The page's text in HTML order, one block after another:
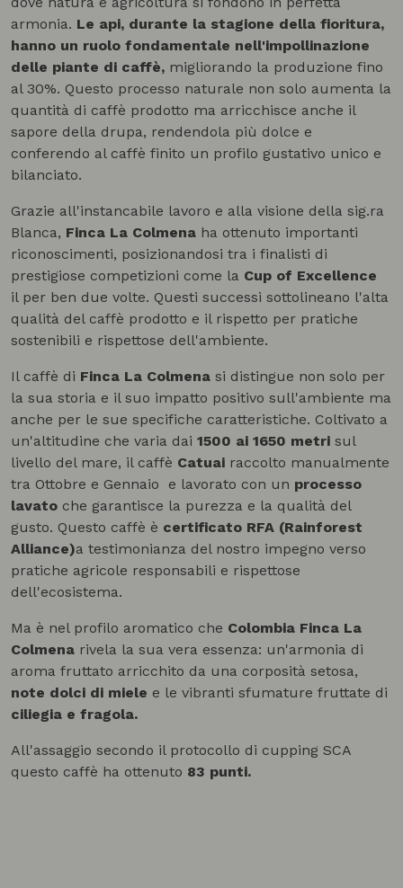
armonia. Le api, durante la stagione della fioritura,
hanno un ruolo fondamentale nell'impollinazione
delle piante di caffè, migliorando la produzione fino
al 30%. Questo processo naturale non solo aumenta la
quantità di caffè prodotto ma arricchisce anche il
sapore della drupa, rendendola più dolce e
conferendo al caffè finito un profilo gustativo unico e
bilanciato.
Grazie all'instancabile lavoro e alla visione della sig.ra
Blanca, Finca La Colmena ha ottenuto importanti
riconoscimenti, posizionandosi tra i finalisti di
prestigiose competizioni come la Cup of Excellence
il per ben due volte. Questi successi sottolineano l'alta
qualità del caffè prodotto e il rispetto per pratiche
sostenibili e rispettose dell'ambiente.
Il caffè di Finca La Colmena si distingue non solo per
la sua storia e il suo impatto positivo sull'ambiente ma
anche per le sue specifiche caratteristiche. Coltivato a
un'altitudine che varia dai 1500 ai 1650 metri sul
livello del mare, il caffè Catuai raccolto manualmente
tra Ottobre e Gennaio e lavorato con un processo
lavato che garantisce la purezza e la qualità del
gusto. Questo caffè è certificato RFA (Rainforest
Alliance)a testimonianza del nostro impegno verso
pratiche agricole responsabili e rispettose
dell'ecosistema.
Ma è nel profilo aromatico che Colombia Finca La
Colmena rivela la sua vera essenza: un'armonia di
aroma fruttato arricchito da una corposità setosa,
note dolci di miele e le vibranti sfumature fruttate di
ciliegia e fragola.
All'assaggio secondo il protocollo di cupping SCA
questo caffè ha ottenuto 83 punti.